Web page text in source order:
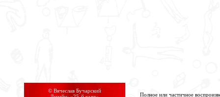
© Вячеслав Бучарский
Полное или частичное